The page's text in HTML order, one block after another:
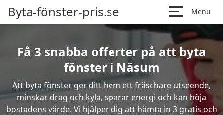
Byta-fönster-pris.se Menu
Få 3 snabba offerter på att byta
fönster i Näsum
Att byta fönster ger ditt hem ett fräschare utseende,
minskar drag och kyla, sparar energi och kan höja
bostadens värde. Vi hjälper dig att hämta in 3 gratis och